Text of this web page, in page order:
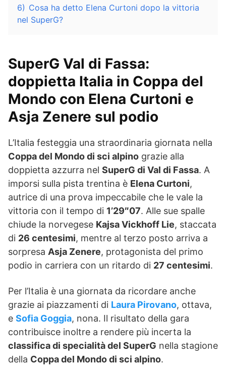
6) Cosa ha detto Elena Curtoni dopo la vittoria
nel SuperG?
SuperG Val di Fassa:
doppietta Italia in Coppa del
Mondo con Elena Curtoni e
Asja Zenere sul podio
L’Italia festeggia una straordinaria giornata nella
Coppa del Mondo di sci alpino grazie alla
doppietta azzurra nel SuperG di Val di Fassa. A
imporsi sulla pista trentina è Elena Curtoni,
autrice di una prova impeccabile che le vale la
vittoria con il tempo di 1’29″07. Alle sue spalle
chiude la norvegese Kajsa Vickhoff Lie, staccata
di 26 centesimi, mentre al terzo posto arriva a
sorpresa Asja Zenere, protagonista del primo
podio in carriera con un ritardo di 27 centesimi.
Per l’Italia è una giornata da ricordare anche
grazie ai piazzamenti di Laura Pirovano, ottava,
e Sofia Goggia, nona. Il risultato della gara
contribuisce inoltre a rendere più incerta la
classifica di specialità del SuperG nella stagione
della Coppa del Mondo di sci alpino.